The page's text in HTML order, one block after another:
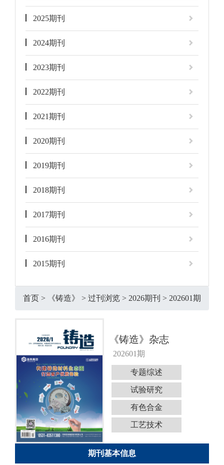
2025期刊
2024期刊
2023期刊
2022期刊
2021期刊
2020期刊
2019期刊
2018期刊
2017期刊
2016期刊
2015期刊
首页 > 《铸造》 > 过刊浏览 > 2026期刊 > 202601期
《铸造》杂志
202601期
专题综述
试验研究
有色合金
工艺技术
期刊基本信息